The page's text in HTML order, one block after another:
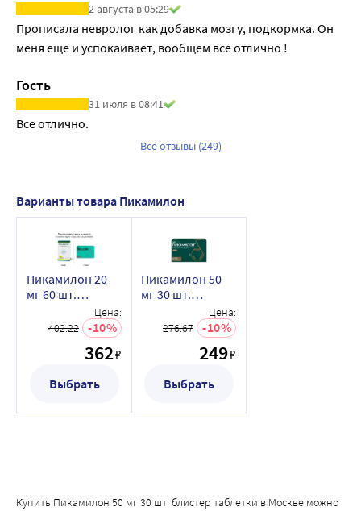
2 августа в 05:29
Прописала невролог как добавка мозгу, подкормка. Он
меня еще и успокаивает, вообщем все отлично !
Гость
31 июля в 08:41
Все отлично.
Все отзывы (249)
Варианты товара Пикамилон
Пикамилон 20
мг 60 шт.
таблетки
Цена:
402.22
10
362₽
Выбрать
Пикамилон 50
мг 30 шт.
таблетки
Цена:
276.67
10
249₽
Выбрать
Купить Пикамилон 50 мг 30 шт. блистер таблетки в Москве можно